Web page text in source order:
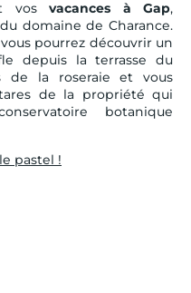
vosvacances à Gap,
domaine de Charance.
pourrez découvrir un
depuis la terrasse du
de la roseraie et vous
de la propriété qui
botanique
pastel !